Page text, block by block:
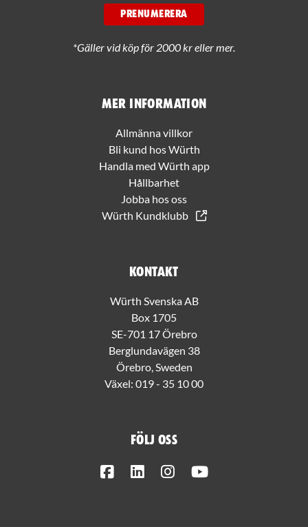
Mer information
Allmänna villkor
Bli kund hos Würth
Handla med Würth app
Hållbarhet
Jobba hos oss
Würth Kundklubb
Kontakt
Würth Svenska AB
Box 1705
SE-701 17 Örebro
Berglundavägen 38
Örebro, Sweden
Växel: 019 - 35 10 00
Följ oss
FacebookLinkedInInstagram
PRENUMERERA
*Gäller vid köp för 2000 kr eller mer.